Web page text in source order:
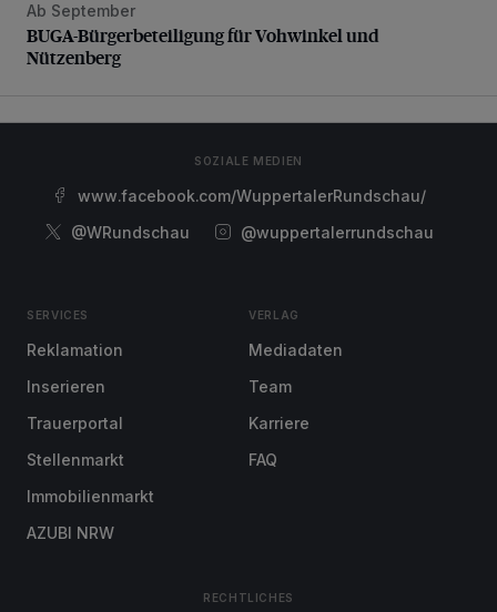
BUGA-Bürgerbeteiligung für Vohwinkel und Nützenberg
Ab September
BUGA-Bürgerbeteiligung für Vohwinkel und
Nützenberg
SOZIALE MEDIEN
www.facebook.com/WuppertalerRundschau/
@WRundschau
@wuppertalerrundschau
SERVICES
Reklamation
Inserieren
Trauerportal
Stellenmarkt
Immobilienmarkt
AZUBI NRW
VERLAG
Mediadaten
Team
Karriere
FAQ
RECHTLICHES